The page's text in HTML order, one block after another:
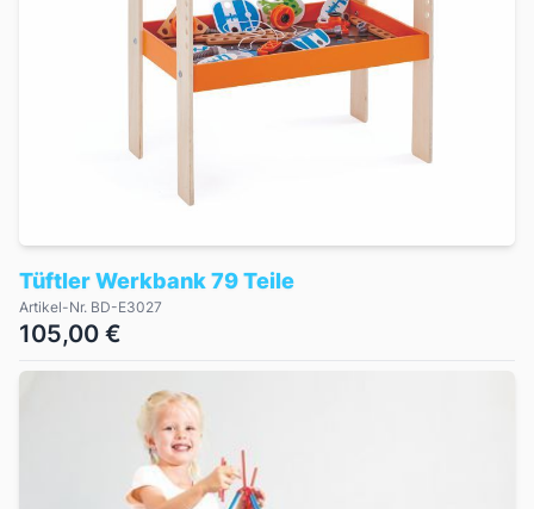
Tüftler Werkbank 79 Teile
Artikel-Nr. BD-E3027
105,00 €